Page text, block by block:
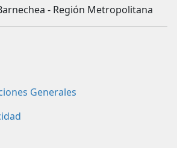
- Región Metropolitana
Generales